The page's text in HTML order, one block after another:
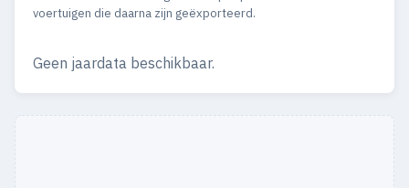
voertuigen die daarna zijn geëxporteerd.
Geen jaardata beschikbaar.